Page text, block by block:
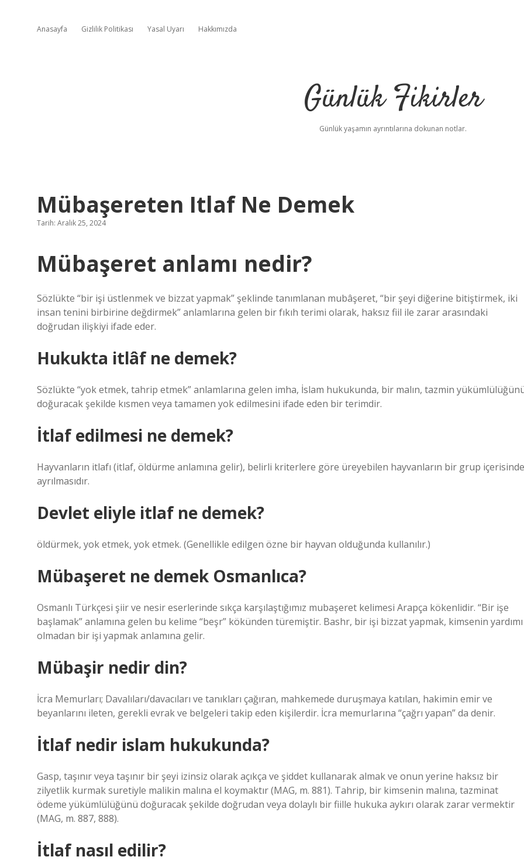
Anasayfa Gizlilik Politikası Yasal Uyarı Hakkımızda
Günlük Fikirler
Günlük yaşamın ayrıntılarına dokunan notlar.
Mübaşereten Itlaf Ne Demek
Tarih: Aralık 25, 2024
Mübaşeret anlamı nedir?
Sözlükte “bir işi üstlenmek ve bizzat yapmak” şeklinde tanımlanan mubâşeret, “bir şeyi diğerine bitiştirmek, iki
insan tenini birbirine değdirmek” anlamlarına gelen bir fıkıh terimi olarak, haksız fiil ile zarar arasındaki
doğrudan ilişkiyi ifade eder.
Hukukta itlâf ne demek?
Sözlükte “yok etmek, tahrip etmek” anlamlarına gelen imha, İslam hukukunda, bir malın, tazmin
doğuracak şekilde kısmen veya tamamen yok edilmesini ifade eden bir terimdir.
İtlaf edilmesi ne demek?
Hayvanların itlafı (itlaf, öldürme anlamına gelir), belirli kriterlere göre üreyebilen hayvanların bir grup içerisinde
ayrılmasıdır.
Devlet eliyle itlaf ne demek?
öldürmek, yok etmek, yok etmek. (Genellikle edilgen özne bir hayvan olduğunda kullanılır.)
Mübaşeret ne demek Osmanlıca?
Osmanlı Türkçesi şiir ve nesir eserlerinde sıkça karşılaştığımız mubaşeret kelimesi Arapça kökenlidir. “Bir işe
başlamak” anlamına gelen bu kelime “beşr” kökünden türemiştir. Bashr, bir işi bizzat yapmak, kimsenin yardımı
olmadan bir işi yapmak anlamına gelir.
Mübaşir nedir din?
İcra Memurları; Davalıları/davacıları ve tanıkları çağıran, mahkemede duruşmaya katılan, hakimin emir ve
beyanlarını ileten, gerekli evrak ve belgeleri takip eden kişilerdir. İcra memurlarına “çağrı yapan” da denir.
İtlaf nedir islam hukukunda?
Gasp, taşınır veya taşınır bir şeyi izinsiz olarak açıkça ve şiddet kullanarak almak ve onun yerine haksız bir
zilyetlik kurmak suretiyle malikin malına el koymaktır (MAG, m. 881). Tahrip, bir kimsenin malına, tazminat
ödeme yükümlülüğünü doğuracak şekilde doğrudan veya dolaylı bir fiille hukuka aykırı olarak zarar vermektir
(MAG, m. 887, 888).
İtlaf nasıl edilir?